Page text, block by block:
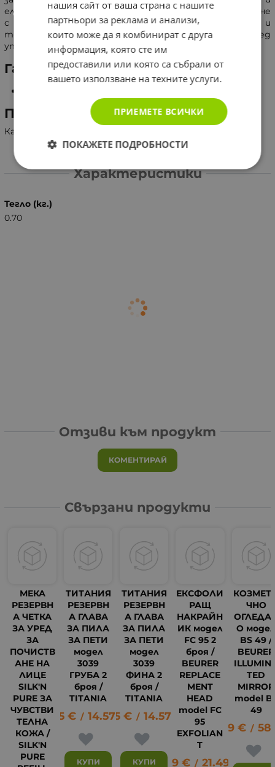
еластичността на кожата и неабразивно почистване
с помощта на ексфолиращ накрайник, за по-гладък и
тонизиран вид. Подходящ за всеки тип кожа. След
употреба, нанесете крем с SPF 30.
Гаранция
Производител
Канада, Home Skinovations Ltd.
Характеристики
Тегло (кг.)
0.70
Отзиви към продукт
КОМЕНТИРАЙ
Свързани продукти
МЕКА
РЕЗЕРВН
А ЧЕТКА
ЗА УРЕД
ЗА
ПОЧИСТВ
АНЕ НА
ЛИЦЕ
SILK'N
PURE ЗА
ЧУВСТВИ
ТЕЛНА
КОЖА /
SILK'N
PURE
ТИТАНИЯ
РЕЗЕРВН
А ГЛАВА
ЗА ПИЛА
ЗА ПЕТИ
модел
3039
ГРУБА 2
броя /
TITANIA
7.45 € / 14.57 лв.
КУПИ
ТИТАНИЯ
РЕЗЕРВН
А ГЛАВА
ЗА ПИЛА
ЗА ПЕТИ
модел
3039
ФИНА 2
броя /
TITANIA
7.45 € / 14.57 лв.
КУПИ
ЕКСФОЛИ
РАЩ
НАКРАЙН
ИК модел
FC 95 2
броя /
BEURER
REPLACE
MENT
HEAD
model FC
95
EXFOLIAN
T
10.99 € / 21.49 лв.
ЧНО
О
BS 49 /
BEURER
TED
MIRROR
model
49
29.99 € /
нашия сайт от ваша страна с нашите
партньори за реклама и анализи,
които може да я комбинират с друга
информация, която сте им
предоставили или която са събрали от
вашето използване на техните услуги.
ПРИЕМЕТЕ ВСИЧКИ
ПОКАЖЕТЕ ПОДРОБНОСТИ